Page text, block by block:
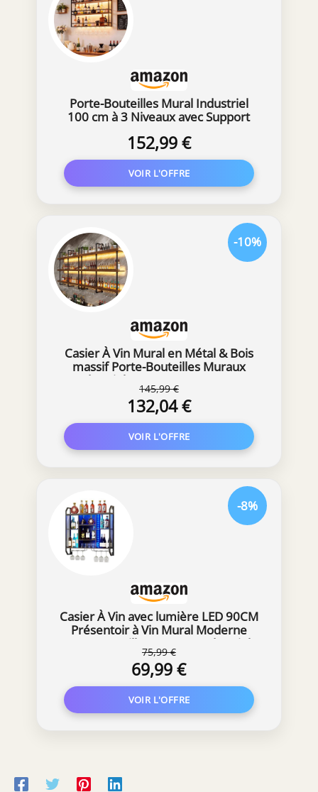
Porte-Bouteilles Mural Industriel
100 cm à 3 Niveaux avec Support
152,99 €
Casier À Vin Mural en Métal & Bois
massif Porte-Bouteilles Muraux
Industriels avec Porte-Verres &
lumière LED 3 niveaux Casier à Vin
Flottant Suspendu Mural pour bars,
cuisines et restaurants 120CM
145,99 €
132,04 €
-10%
Casier À Vin avec lumière LED 90CM
Présentoir à Vin Mural Moderne
Porte-Bouteilles Muraux Industriels
avec Porte-Verre Étagère Flottante
Murale en métal pour vin Porte-
Bouteille avec Tablette Réglable
75,99 €
69,99 €
-8%